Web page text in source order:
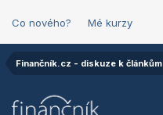
Co nového? Mé kurzy
Finančník.cz - diskuze k článkům